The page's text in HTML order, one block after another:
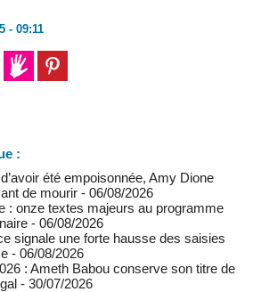
- 09:11
:
été empoisonnée, Amy Dione
de mourir - 06/08/2026
: onze textes majeurs au programme
- 06/08/2026
signale une forte hausse des saisies
- 06/08/2026
: Ameth Babou conserve son titre de
- 30/07/2026